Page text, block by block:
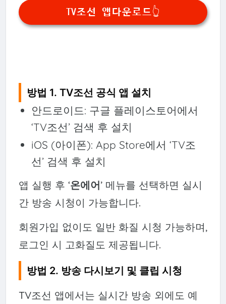
TV조선 앱다운로드👆
방법 1. TV조선 공식 앱 설치
안드로이드: 구글 플레이스토어에서
‘TV조선’ 검색 후 설치
iOS (아이폰): App Store에서 ‘TV조
선’ 검색 후 설치
앱 실행 후 ‘온에어’ 메뉴를 선택하면 실시
간 방송 시청이 가능합니다.
회원가입 없이도 일반 화질 시청 가능하며,
로그인 시 고화질도 제공됩니다.
방법 2. 방송 다시보기 및 클립 시청
TV조선 앱에서는 실시간 방송 외에도 예